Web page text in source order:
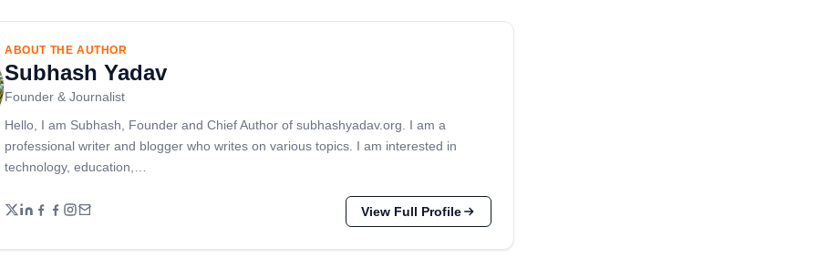
ABOUT THE AUTHOR
Subhash Yadav
Founder & Journalist
Hello, I am Subhash, Founder and Chief Author of subhashyadav.org. I am a
professional writer and blogger who writes on various topics. I am interested in
technology, education,…
View Full Profile